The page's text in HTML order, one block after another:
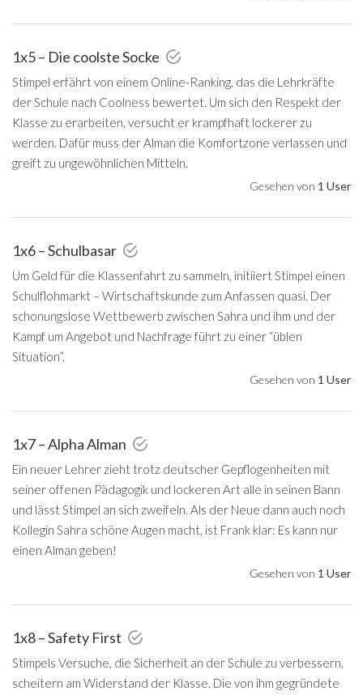
1x5 – Die coolste Socke
Stimpel erfährt von einem Online-Ranking, das die Lehrkräfte
der Schule nach Coolness bewertet. Um sich den Respekt der
Klasse zu erarbeiten, versucht er krampfhaft lockerer zu
werden. Dafür muss der Alman die Komfortzone verlassen und
greift zu ungewöhnlichen Mitteln.
Gesehen von 1 User
1x6 – Schulbasar
Um Geld für die Klassenfahrt zu sammeln, initiiert Stimpel einen
Schulflohmarkt – Wirtschaftskunde zum Anfassen quasi. Der
schonungslose Wettbewerb zwischen Sahra und ihm und der
Kampf um Angebot und Nachfrage führt zu einer “üblen
Situation”.
Gesehen von 1 User
1x7 – Alpha Alman
Ein neuer Lehrer zieht trotz deutscher Gepflogenheiten mit
seiner offenen Pädagogik und lockeren Art alle in seinen Bann
und lässt Stimpel an sich zweifeln. Als der Neue dann auch noch
Kollegin Sahra schöne Augen macht, ist Frank klar: Es kann nur
einen Alman geben!
Gesehen von 1 User
1x8 – Safety First
Stimpels Versuche, die Sicherheit an der Schule zu verbessern,
scheitern am Widerstand der Klasse. Die von ihm gegründete